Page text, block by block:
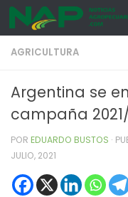
Skip to content
AGRICULTURA
Argentina se
campaña
POR EDUARDO BUSTOS ·
JULIO, 2021